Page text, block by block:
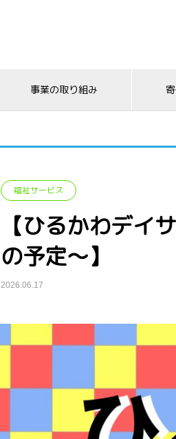
事業の取り組み
福祉サービス
【ひるかわデイ
の予定～】
2026.06.17